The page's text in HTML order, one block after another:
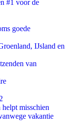
#1 voor de
goede
IJsland en
van
misschien
vakantie